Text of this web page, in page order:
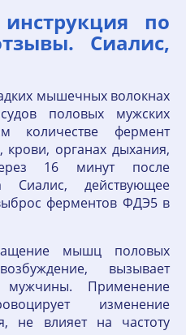
по
Сиалис,
мышечных волокнах
половых мужских
количестве фермент
крови, органах дыхания,
16 минут после
Сиалис, действующее
ферментов ФДЭ5 в
мышц половых
вызывает
Применение
изменение
не влияет на частоту